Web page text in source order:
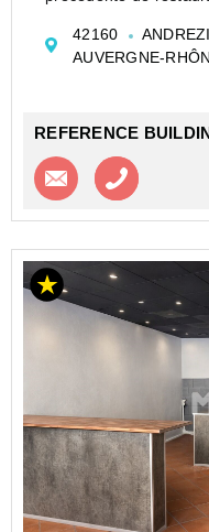
transformer en
possibles.
42160
AUVERGNE-
REFERENCE
Contacter